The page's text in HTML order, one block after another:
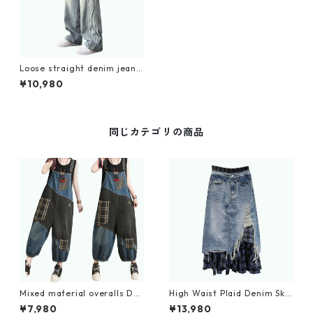
Loose straight denim jeans
D0209
¥10,980
同じカテゴリの商品
Mixed material overalls D0
082
¥7,980
High Waist Plaid Denim Skir
t D0056
¥13,980